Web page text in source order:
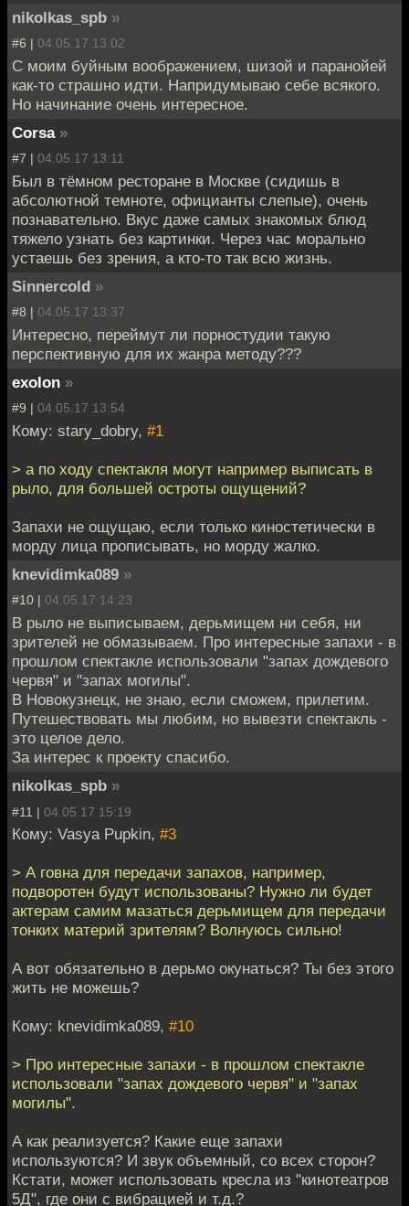
nikolkas_spb »
#6 | 04.05.17 13:02
С моим буйным воображением, шизой и паранойей
как-то страшно идти. Напридумываю себе всякого.
Но начинание очень интересное.
Corsa »
#7 | 04.05.17 13:11
Был в тёмном ресторане в Москве (сидишь в
абсолютной темноте, официанты слепые), очень
познавательно. Вкус даже самых знакомых блюд
тяжело узнать без картинки. Через час морально
устаешь без зрения, а кто-то так всю жизнь.
Sinnercold »
#8 | 04.05.17 13:37
Интересно, переймут ли порностудии такую
перспективную для их жанра методу???
exolon »
#9 | 04.05.17 13:54
Кому: stary_dobry, #1
> а по ходу спектакля могут например выписать в
рыло, для большей остроты ощущений?
Запахи не ощущаю, если только киностетически в
морду лица прописывать, но морду жалко.
knevidimka089 »
#10 | 04.05.17 14:23
В рыло не выписываем, дерьмищем ни себя, ни
зрителей не обмазываем. Про интересные запахи - в
прошлом спектакле использовали "запах дождевого
червя" и "запах могилы".
В Новокузнецк, не знаю, если сможем, прилетим.
Путешествовать мы любим, но вывезти спектакль -
это целое дело.
За интерес к проекту спасибо.
nikolkas_spb »
#11 | 04.05.17 15:19
Кому: Vasya Pupkin, #3
> А говна для передачи запахов, например,
подворотен будут использованы? Нужно ли будет
актерам самим мазаться дерьмищем для передачи
тонких материй зрителям? Волнуюсь сильно!
А вот обязательно в дерьмо окунаться? Ты без этого
жить не можешь?
Кому: knevidimka089, #10
> Про интересные запахи - в прошлом спектакле
использовали "запах дождевого червя" и "запах
могилы".
А как реализуется? Какие еще запахи
используются? И звук объемный, со всех сторон?
Кстати, может использовать кресла из "кинотеатров
5Д", где они с вибрацией и т.д.?